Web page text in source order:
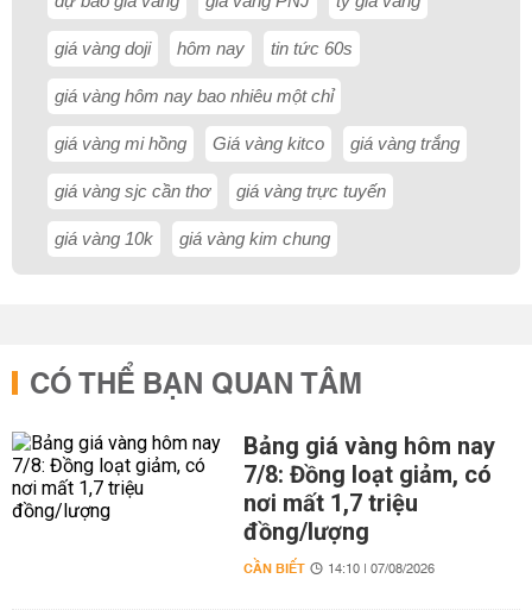
giá vàng doji hôm nay tin tức 60s
giá vàng hôm nay bao nhiêu một chỉ
giá vàng mi hồng Giá vàng kitco giá vàng trắng
giá vàng sjc cần thơ giá vàng trực tuyến
giá vàng 10k giá vàng kim chung
CÓ THỂ BẠN QUAN TÂM
Bảng giá vàng hôm nay
7/8: Đồng loạt giảm, có
nơi mất 1,7 triệu
đồng/lượng
CẦN BIẾT 14:10 | 07/08/2026